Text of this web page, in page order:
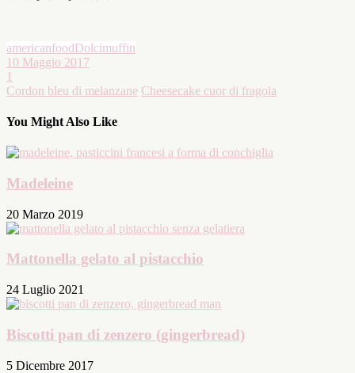
americanfoodDolcimuffin
10 Maggio 2017
1
Cordon bleu di melanzane Cheesecake cuor di fragola
You Might Also Like
Madeleine
20 Marzo 2019
Mattonella gelato al pistacchio
24 Luglio 2021
Biscotti pan di zenzero (gingerbread)
5 Dicembre 2017